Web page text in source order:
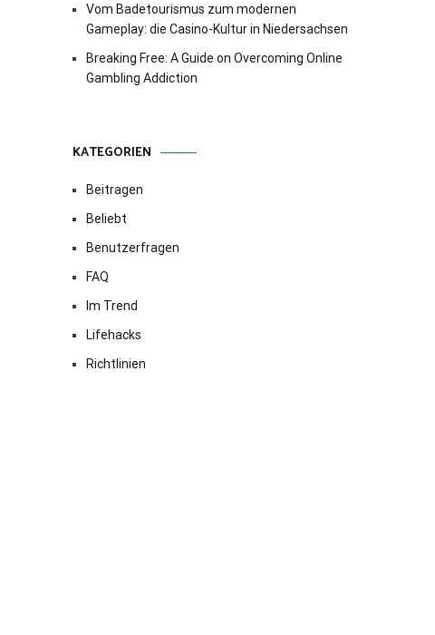
Vom Badetourismus zum modernen
Gameplay: die Casino-Kultur in Niedersachsen
Breaking Free: A Guide on Overcoming Online
Gambling Addiction
KATEGORIEN
Beitragen
Beliebt
Benutzerfragen
FAQ
Im Trend
Lifehacks
Richtlinien